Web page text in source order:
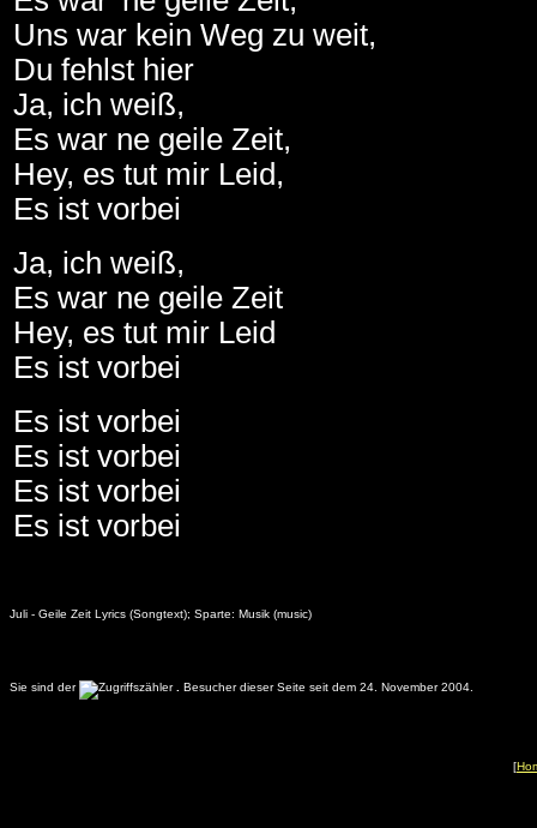
Uns war kein Weg zu weit,
Du fehlst hier
Ja, ich weiß,
Es war ne geile Zeit,
Hey, es tut mir Leid,
Es ist vorbei
Ja, ich weiß,
Es war ne geile Zeit
Hey, es tut mir Leid
Es ist vorbei
Es ist vorbei
Es ist vorbei
Es ist vorbei
Es ist vorbei
Juli - Geile Zeit Lyrics (Songtext); Sparte: Musik (music)
Sie sind der . Besucher dieser Seite seit dem 24. November 2004.
[